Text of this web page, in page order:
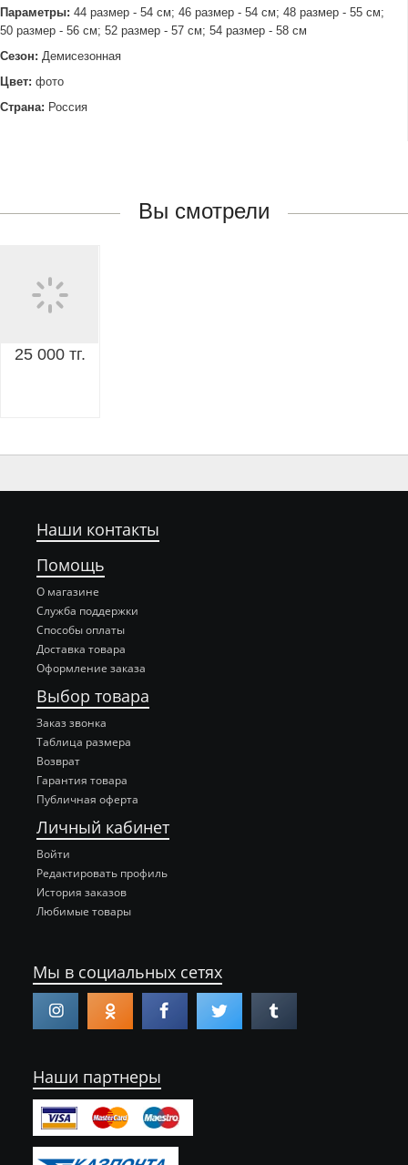
Параметры: 44 размер - 54 см; 46 размер - 54 см; 48 размер - 55 см;
50 размер - 56 см; 52 размер - 57 см; 54 размер - 58 см
Сезон: Демисезонная
Цвет: фото
Страна: Россия
Вы смотрели
25 000 тг.
Наши контакты
Помощь
О магазине
Служба поддержки
Способы оплаты
Доставка товара
Оформление заказа
Выбор товара
Заказ звонка
Таблица размера
Возврат
Гарантия товара
Публичная оферта
Личный кабинет
Войти
Редактировать профиль
История заказов
Любимые товары
Мы в социальных сетях
Наши партнеры